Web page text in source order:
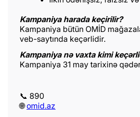
Kampaniya harada keçirilir?
Kampaniya bütün OMİD
veb-saytında keçərlidir.
Kampaniya nə vaxta kimi
Kampaniya 31 may tarixinə
📞 890
🌐omid.az